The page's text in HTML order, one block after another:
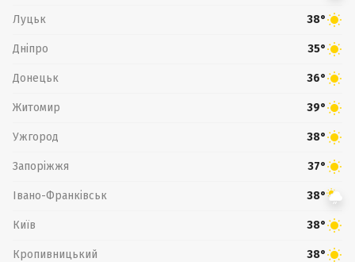
Луцьк 38°
Дніпро 35°
Донецьк 36°
Житомир 39°
Ужгород 38°
Запоріжжя 37°
Івано-Франківськ 38°
Київ 38°
Кропивницький 38°